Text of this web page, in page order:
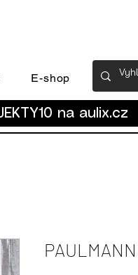
E-shop
na aulix.cz